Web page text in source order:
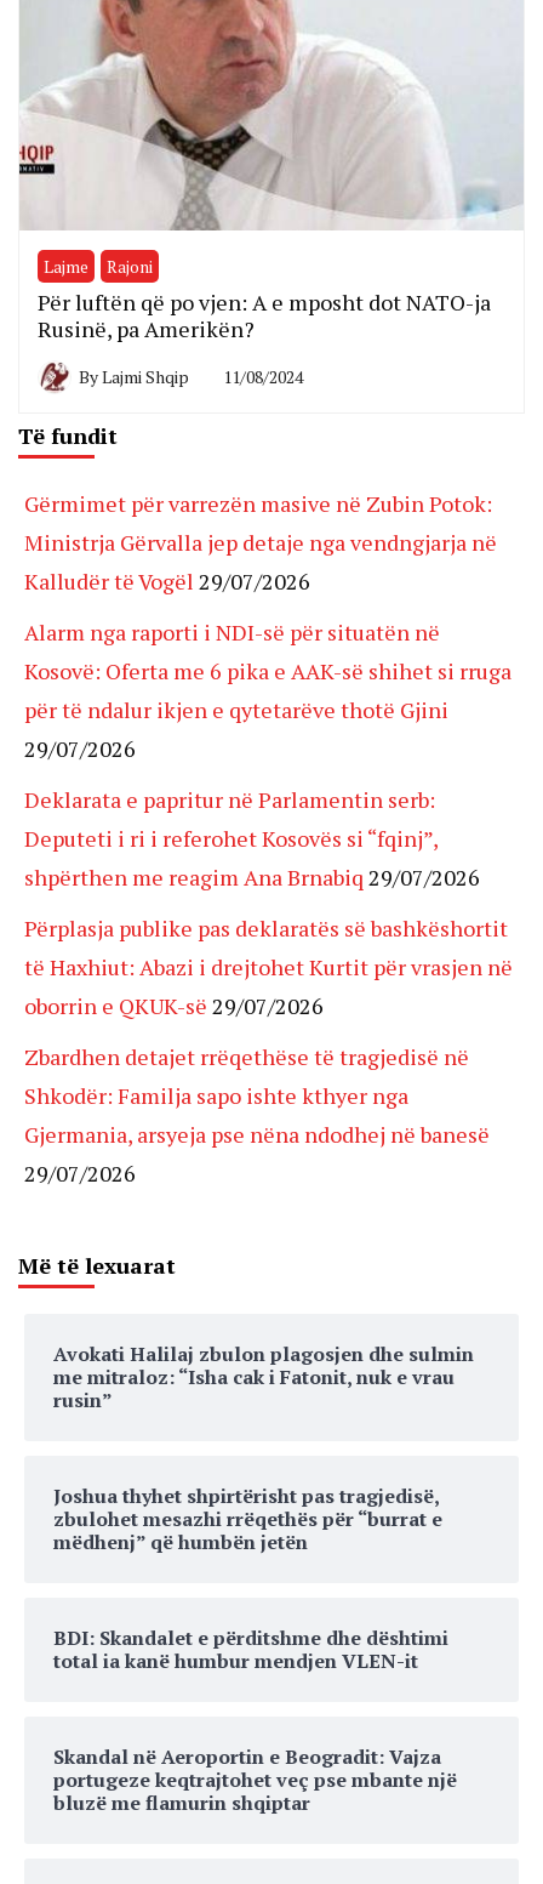
Lajme Rajoni
Për luftën që po vjen: A e mposht dot NATO-ja
Rusinë, pa Amerikën?
ByLajmi Shqip 11/08/2024
Të fundit
Gërmimet për varrezën masive në Zubin Potok:
Ministrja Gërvalla jep detaje nga vendngjarja në
Kalludër të Vogël 29/07/2026
Alarm nga raporti i NDI-së për situatën në
Kosovë: Oferta me 6 pika e AAK-së shihet si rruga
për të ndalur ikjen e qytetarëve thotë Gjini
29/07/2026
Deklarata e papritur në Parlamentin serb:
Deputeti i ri i referohet Kosovës si “fqinj”,
shpërthen me reagim Ana Brnabiq 29/07/2026
Përplasja publike pas deklaratës së bashkëshortit
të Haxhiut: Abazi i drejtohet Kurtit për vrasjen në
oborrin e QKUK-së 29/07/2026
Zbardhen detajet rrëqethëse të tragjedisë në
Shkodër: Familja sapo ishte kthyer nga
Gjermania, arsyeja pse nëna ndodhej në banesë
29/07/2026
Më të lexuarat
Avokati Halilaj zbulon plagosjen dhe sulmin
me mitraloz: “Isha cak i Fatonit, nuk e vrau
rusin”
Joshua thyhet shpirtërisht pas tragjedisë,
zbulohet mesazhi rrëqethës për “burrat e
mëdhenj” që humbën jetën
BDI: Skandalet e përditshme dhe dështimi
total ia kanë humbur mendjen VLEN-it
Skandal në Aeroportin e Beogradit: Vajza
portugeze keqtrajtohet veç pse mbante një
bluzë me flamurin shqiptar